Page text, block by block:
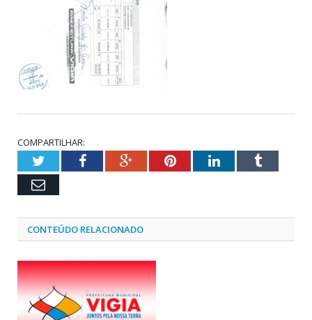
COMPARTILHAR:
TwitterFacebookGoogle+PinterestLinkedInTumblr
Email
CONTEÚDO RELACIONADO